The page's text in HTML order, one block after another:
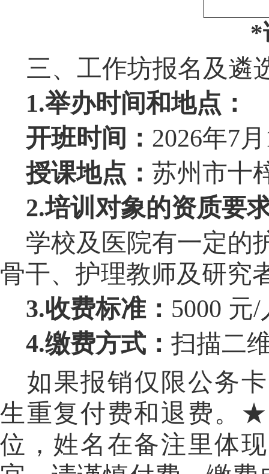
*
三、工作坊报名及遴
1.举办时间和地点：
开班时间： 2026年7
授课地点： 苏州市十
2.培训对象的资质要
学校及医院有一定的
骨干、护理教师及研究
3.收费标准： 5000 元
4.缴费方式： 扫描二
如果报销仅限公务
生重复付费和退费。 ★
位，姓名在备注里体